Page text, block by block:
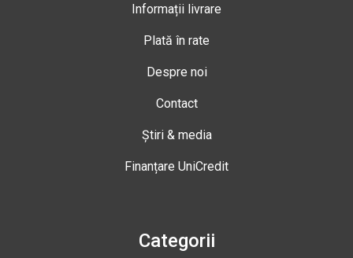
Informații livrare
Plată în rate
Despre noi
Contact
Știri & media
Finanțare UniCredit
Categorii